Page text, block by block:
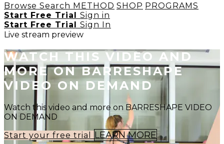
Browse Search METHOD SHOP PROGRAMS
Start Free Trial Sign in
Start Free Trial Sign In
Live stream preview
WATCH THIS VIDEO AND
MORE ON BARRESHAPE
VIDEO ON DEMAND
Watch this video and more on BARRESHAPE VIDEO
ON DEMAND
Start your free trial
LEARN MORE